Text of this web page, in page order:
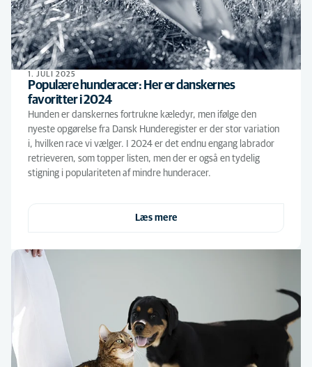
1. JULI 2025
Populære hunderacer: Her er danskernes
favoritter i 2024
Hunden er danskernes fortrukne kæledyr, men ifølge den
nyeste opgørelse fra Dansk Hunderegister er der stor variation
i, hvilken race vi vælger. I 2024 er det endnu engang labrador
retrieveren, som topper listen, men der er også en tydelig
stigning i populariteten af mindre hunderacer.
Læs mere